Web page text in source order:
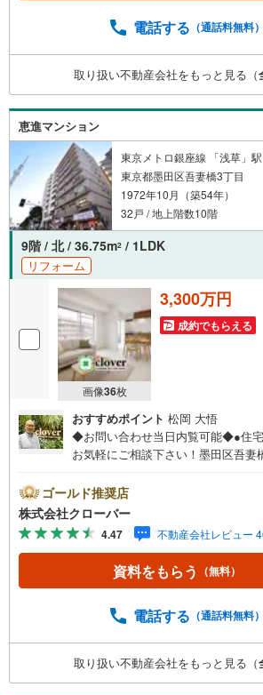
ュレーション。「月々いくらなら安
す。 Yahoo！不動産キャンペーン対
でPayPayボーナスがもらえるキャ
ずYahoo！ JAPAN IDでログインの
い。
電話する （通話料無料）
取り扱い不動産会社をもっと見る（
恵進マンション
東京メトロ銀座線 「浅草」
東京都墨田区吾妻橋3丁目
1972年10月（築54年）
32戸 / 地上階数10階
9階 / 北 / 36.75m2 / 1LDK
リフォーム
画像36枚
3,300万円
成約でもらえる
おすすめポイント 松岡 大悟
◆お問い合わせ当日内覧可能◆●住
お気軽にご相談下さい！墨田区吾妻
0センチ以内、1住戸1頭まで）。都
駅から徒歩1分という立地のため、
スカイツリーが丸見え。もちろんソ
物も簡単に楽しめる立地です。1972
コンクリート造10階建ての全35世
分のカドで内装リノベーション済
談下さい。■随時！内覧可能です！
○住宅ローンのご相談 ○買換えの
のご相談 ○弊社買取も行っており
ゴールド推奨店
株式会社クローバー
4.47 不動産会社レビュー
資料をもらう （無料）
電話する （通話料無料）
取り扱い不動産会社をもっと見る（